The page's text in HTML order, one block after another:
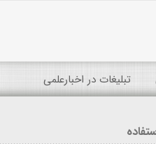
تبلیغات در اخبارعلمی